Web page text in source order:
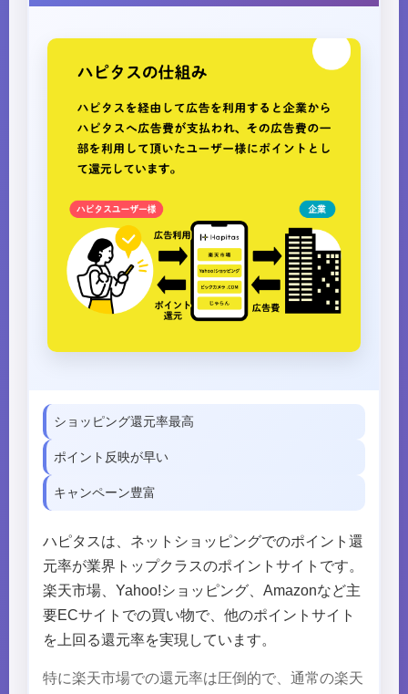
ショッピング還元率最高
ポイント反映が早い
キャンペーン豊富
ハピタスは、ネットショッピングでのポイント還
元率が業界トップクラスのポイントサイトです。
楽天市場、Yahoo!ショッピング、Amazonなど主
要ECサイトでの買い物で、他のポイントサイト
を上回る還元率を実現しています。
特に楽天市場での還元率は圧倒的で、通常の楽天